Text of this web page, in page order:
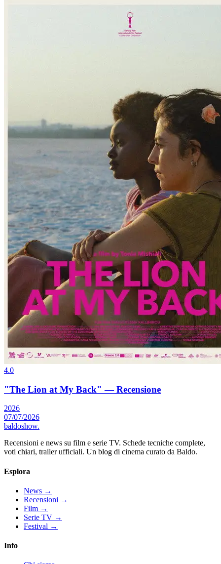
4.0
"The Lion at My Back" — Recensione
2026
07/07/2026
baldoshow.
Recensioni e news su film e serie TV. Schede tecniche complete,
voti chiari, trailer ufficiali. Un blog di cinema curato da Baldo.
Esplora
News →
Recensioni →
Film →
Serie TV →
Festival →
Info